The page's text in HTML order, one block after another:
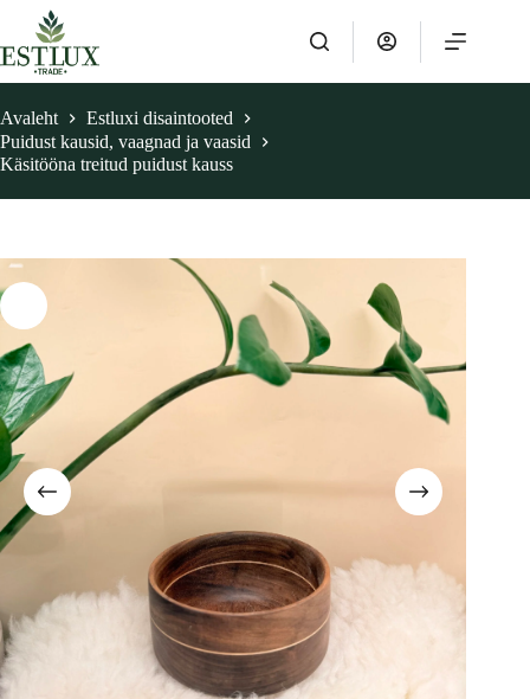
content
Avaleht
Estluxi disaintooted
Puidust kausid, vaagnad ja vaasid
Käsitööna treitud puidust kauss